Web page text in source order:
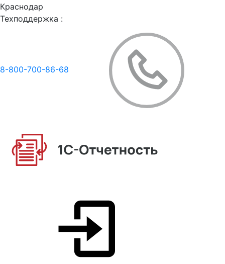
Краснодар
Техподдержка :
8-800-700-86-68